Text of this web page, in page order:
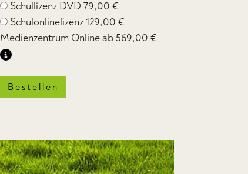
Schullizenz DVD 79,00 €
Schulonlinelizenz129,00 €
Medienzentrum Online ab569,00 €
Bestellen